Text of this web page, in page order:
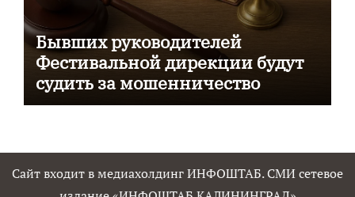
Бывших руководителей
Фестивальной дирекции будут
судить за мошенничество
Сайт входит в медиахолдинг ИНФОШТАБ. СМИ сетевое